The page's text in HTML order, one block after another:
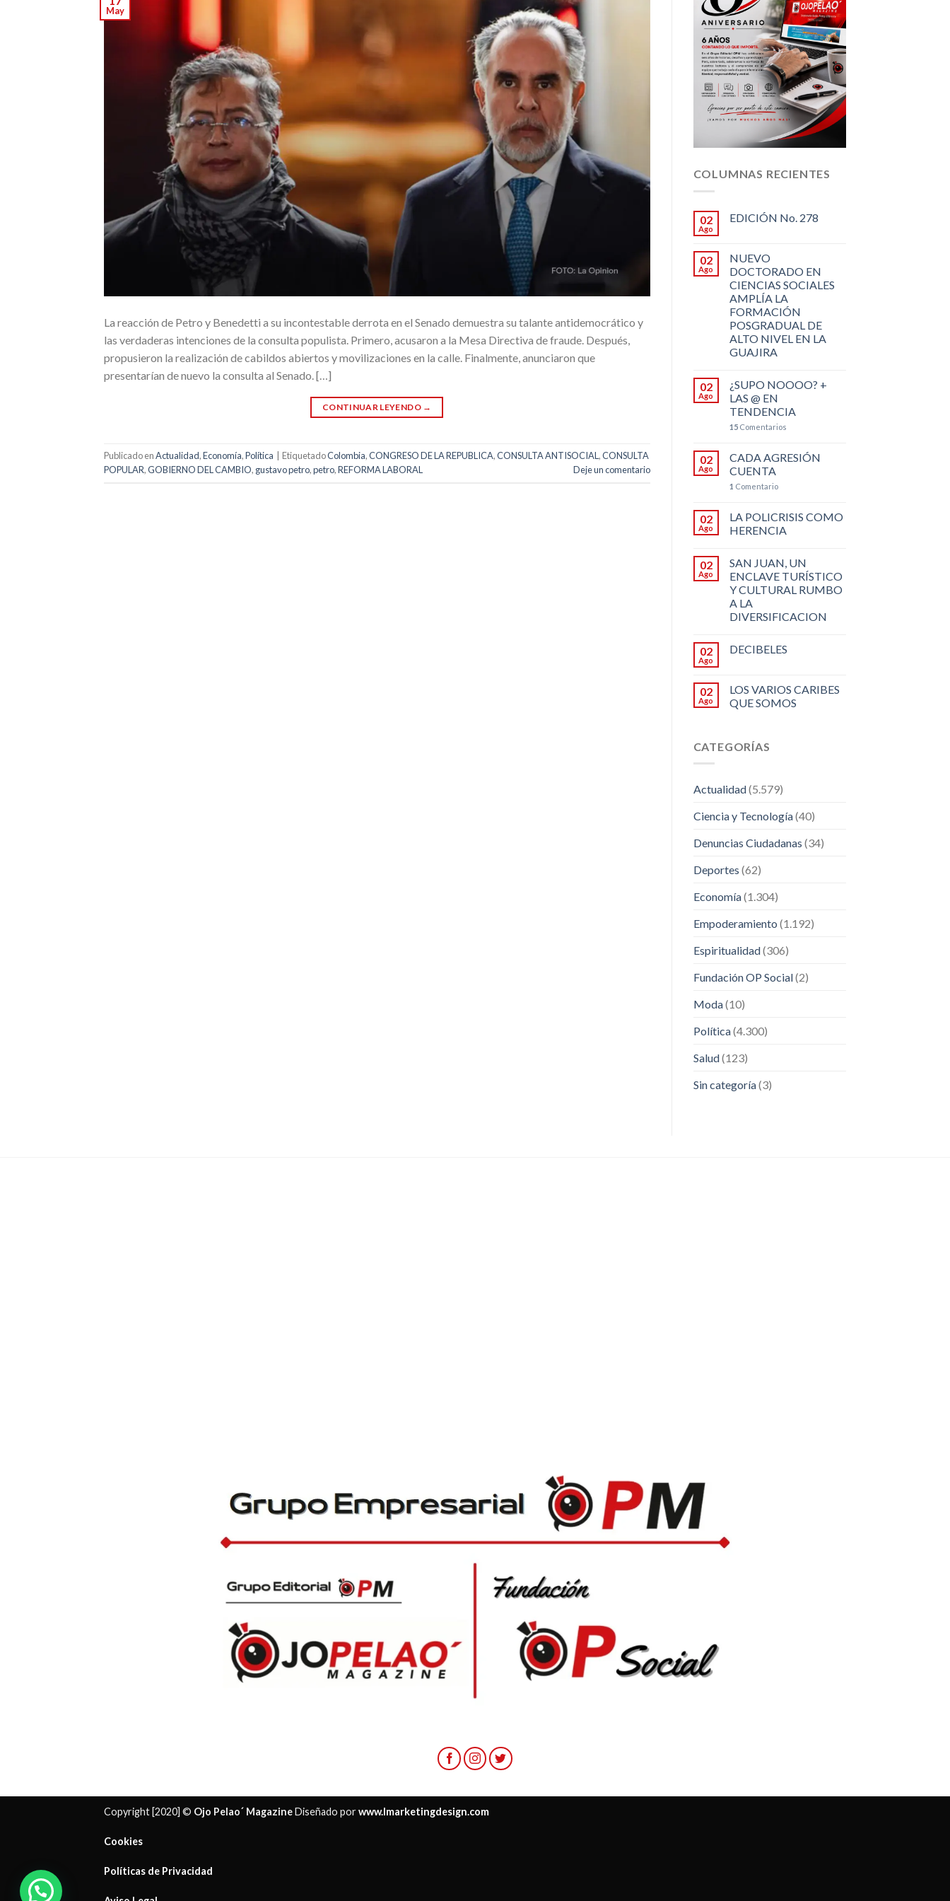
May
La reacción de Petro y Benedetti a su incontestable derrota en el Senado demuestra su talante antidemocrático y
las verdaderas intenciones de la consulta populista. Primero, acusaron a la Mesa Directiva de fraude. Después,
propusieron la realización de cabildos abiertos y movilizaciones en la calle. Finalmente, anunciaron que
presentarían de nuevo la consulta al Senado. […]
CONTINUAR LEYENDO →
Publicado enActualidad,Economía,Política EtiquetadoColombia,CONGRESO DE LA REPUBLICA,CONSULTA ANTISOCIAL ,CONSULTA
POPULAR,GOBIERNO DEL CAMBIO, gustavo petro,petro,REFORMA LABORAL Deje un comentario
COLUMNAS RECIENTES
02
Ago
EDICIÓN No. 278
02
Ago
NUEVO
DOCTORADO EN
CIENCIAS SOCIALES
AMPLÍA LA
FORMACIÓN
POSGRADUAL DE
ALTO NIVEL EN LA
GUAJIRA
02
Ago
¿SUPO NOOOO? +
LAS @ EN
TENDENCIA
15Comentarios
02
Ago
CADA AGRESIÓN
CUENTA
1 Comentario
02
Ago
LA POLICRISIS COMO
HERENCIA
02
Ago
SAN JUAN, UN
ENCLAVE TURÍSTICO
Y CULTURAL RUMBO
A LA
DIVERSIFICACION
02
Ago
DECIBELES
02
Ago
LOS VARIOS CARIBES
QUE SOMOS
CATEGORÍAS
Actualidad(5.579)
Ciencia y Tecnología(40)
Denuncias Ciudadanas (34)
Deportes (62)
Economía(1.304)
Empoderamiento (1.192)
Espiritualidad(306)
Fundación OP Social(2)
Moda(10)
Política(4.300)
Salud(123)
Sin categoría(3)
Copyright [2020] © Ojo Pelao´ MagazineDiseñado porwww.lmarketingdesign.com
Cookies
Políticas de Privacidad